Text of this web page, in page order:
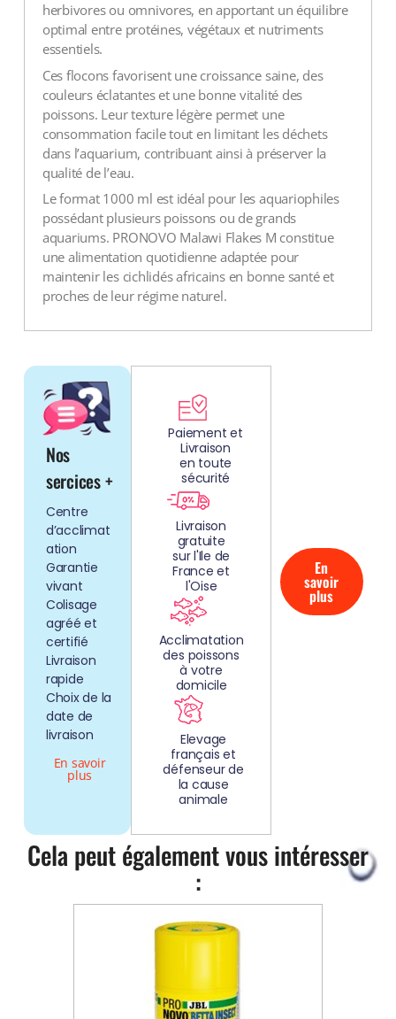
herbivores ou omnivores, en apportant un équilibre
optimal entre protéines, végétaux et nutriments
essentiels.
Ces flocons favorisent une croissance saine, des
couleurs éclatantes et une bonne vitalité des
poissons. Leur texture légère permet une
consommation facile tout en limitant les déchets
dans l’aquarium, contribuant ainsi à préserver la
qualité de l’eau.
Le format 1000 ml est idéal pour les aquariophiles
possédant plusieurs poissons ou de grands
aquariums. PRONOVO Malawi Flakes M constitue
une alimentation quotidienne adaptée pour
maintenir les cichlidés africains en bonne santé et
proches de leur régime naturel.
Nos
sercices +
Centre
d’acclimat
ation
Garantie
vivant
Colisage
agréé et
certifié
Livraison
rapide
Choix de la
date de
livraison
En savoir
plus
Paiement et
Livraison
en toute
sécurité
Livraison
gratuite
sur l'Ile de
France et
l'Oise
Acclimatation
des poissons
à votre
domicile
Elevage
français et
défenseur de
la cause
animale
En
savoir
plus
Cela peut également vous intéresser
: